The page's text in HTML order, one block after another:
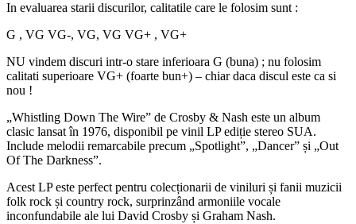
In evaluarea starii discurilor, calitatile care le folosim sunt :
G , VG VG-, VG, VG VG+ , VG+
NU vindem discuri intr-o stare inferioara G (buna) ; nu folosim
calitati superioare VG+ (foarte bun+) – chiar daca discul este ca si
nou !
„Whistling Down The Wire” de Crosby & Nash este un album
clasic lansat în 1976, disponibil pe vinil LP ediție stereo SUA.
Include melodii remarcabile precum „Spotlight”, „Dancer” și „Out
Of The Darkness”.
Acest LP este perfect pentru colecționarii de viniluri și fanii muzicii
folk rock și country rock, surprinzând armoniile vocale
inconfundabile ale lui David Crosby și Graham Nash.